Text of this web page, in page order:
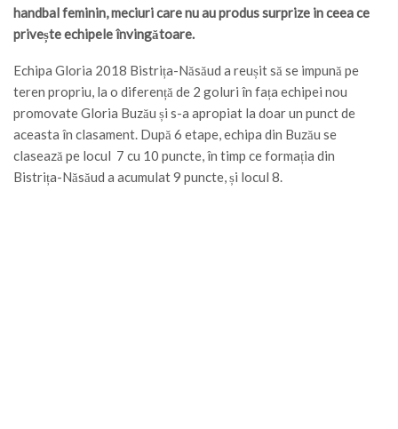
handbal feminin, meciuri care nu au produs surprize in ceea ce
privește echipele învingătoare.
Echipa Gloria 2018 Bistrița-Năsăud a reușit să se impună pe
teren propriu, la o diferență de 2 goluri în fața echipei nou
promovate Gloria Buzău și s-a apropiat la doar un punct de
aceasta în clasament. După 6 etape, echipa din Buzău se
clasează pe locul 7 cu 10 puncte, în timp ce formația din
Bistrița-Năsăud a acumulat 9 puncte, și locul 8.